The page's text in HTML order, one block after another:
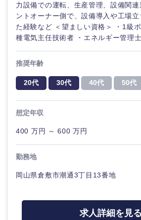
甲信越・北陸
力設備での運転、生産管理、設備関
ントオーナー側で、設備導入や工場
た経験など ＜望ましい資格＞ ・1級
種電気主任技術者 ・エネルギー管理士
推奨年齢
20代 30代 40代 50代
想定年収
400 万円 ～ 600 万円
勤務地
岡山県倉敷市潮通3丁目13番地
求人詳細を見る